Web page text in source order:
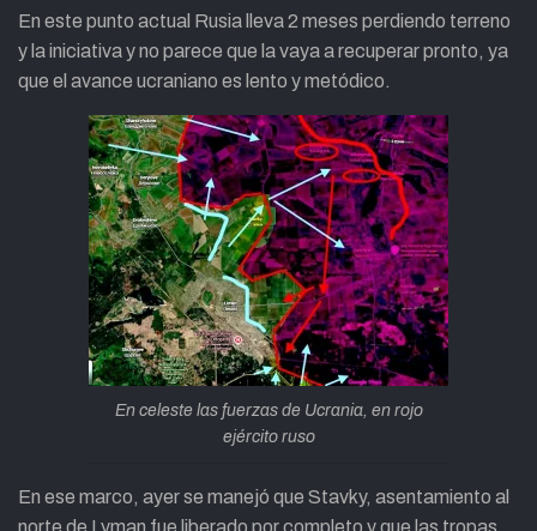
En este punto actual Rusia lleva 2 meses perdiendo terreno
y la iniciativa y no parece que la vaya a recuperar pronto, ya
que el avance ucraniano es lento y metódico.
En celeste las fuerzas de Ucrania, en rojo
ejército ruso
En ese marco, ayer se manejó que Stavky, asentamiento al
norte de Lyman fue liberado por completo y que las tropas